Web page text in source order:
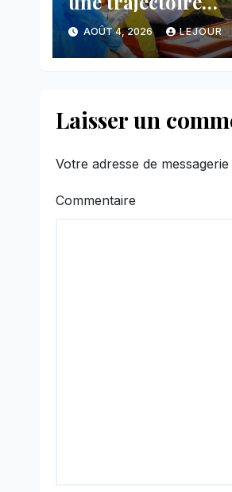
inquiétante dans
nord-est du pays
AOÛT 4, 2026 LEJOUR
Laisser un
Votre adresse de
Commentaire